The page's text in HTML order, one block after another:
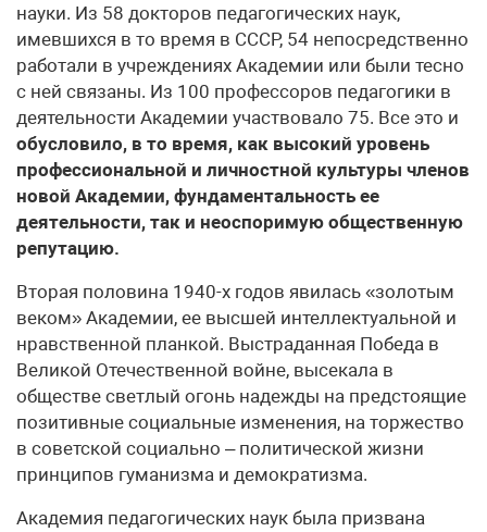
науки. Из 58 докторов педагогических наук,
имевшихся в то время в СССР, 54 непосредственно
работали в учреждениях Академии или были тесно
с ней связаны. Из 100 профессоров педагогики в
деятельности Академии участвовало 75. Все это и
обусловило, в то время, как высокий уровень
профессиональной и личностной культуры членов
новой Академии, фундаментальность ее
деятельности, так и неоспоримую общественную
репутацию.
Вторая половина 1940-х годов явилась «золотым
веком» Академии, ее высшей интеллектуальной и
нравственной планкой. Выстраданная Победа в
Великой Отечественной войне, высекала в
обществе светлый огонь надежды на предстоящие
позитивные социальные изменения, на торжество
в советской социально – политической жизни
принципов гуманизма и демократизма.
Академия педагогических наук была призвана